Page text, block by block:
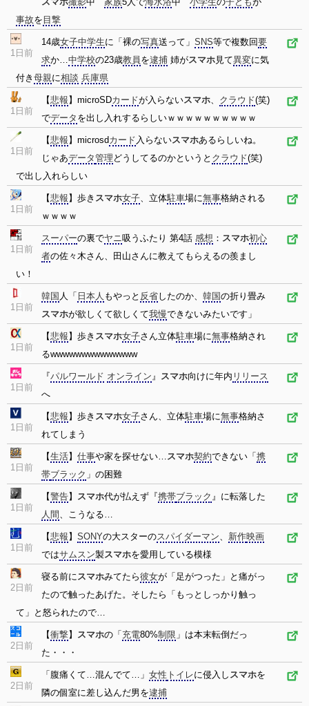
事故を 目撃
1日前
14歳女子中学生に「裸の写真送って」 SNS等で複数回要
求か…中学校の23歳教員 を逮捕 姉がスマホ見て異変に気
付き 母親に相談 兵庫県
1日前
【悲報 】microSDカードが入らないスマホ、 クラウド(笑)
でデータ を出し入れするらしいｗｗｗｗｗｗｗｗｗｗ
1日前
【悲報 】microsdカード 入らないスマホあるらしいね。
じゃあデータ管理 どうしてるのかというと クラウド(笑)
で出し入れらしい
1日前
【悲報 】歩き スマホ女子、立体駐車場に無事格納される
ｗｗｗｗ
1日前
スーパーの裏でヤニ吸うふたり 第4話 感想 ： スマホ初心
者の佐々木さん、田山さんに教えてもらえるの羨まし
い！
1日前
韓国 人「 日本人 もやっと 反省したのか、 韓国の折り畳み
スマホが欲しくて欲しくて我慢できないみたいです」
1日前
【悲報 】歩き スマホ女子さん立体駐車場に無事格納され
るwwwwwwwwwwwwww
1日前
『パルワールド オンライン』 スマホ向けに年内 リリース
へ
1日前
【悲報 】歩き スマホ女子さん、立体駐車場に無事格納さ
れてしまう
1日前
【生活】 仕事や家を探せない…スマホ契約できない「 携
帯ブラック 」の困難
1日前
【警告】 スマホ代が払えず『携帯ブラック 』に転落した
人間 、こうなる…
1日前
【悲報 】 SONYの大スターのスパイダーマン、 新作映画
ではサムスン製スマホを愛用している模様
2日前
寝る前にスマホみてたら彼女が「足がつった」と痛がっ
たので触ったあげた。そしたら「もっとしっかり触っ
て」と怒られたので…
2日前
【衝撃】 スマホの「 充電80%制限 」は本末転倒だっ
た・・・
2日前
「腹痛くて…混んでて…」 女性 トイレに侵入し スマホを
隣の個室に差し込んだ男を逮捕